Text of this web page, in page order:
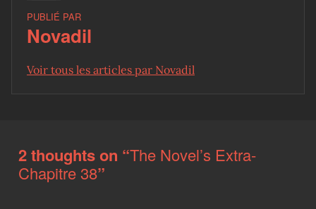
PUBLIÉ PAR
Novadil
Voir tous les articles par Novadil
2 thoughts on “The Novel’s Extra-
Chapitre 38”